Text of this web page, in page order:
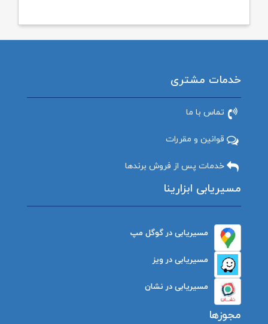
خدمات مشتری
تماس با ما
قوانین و مقررات
خدمات پس از فروش برندها
مسیریابی ابزارینا
مسیریابی در گوگل مپ
مسیریابی در ویز
مسیریابی در نشان
مجوزها